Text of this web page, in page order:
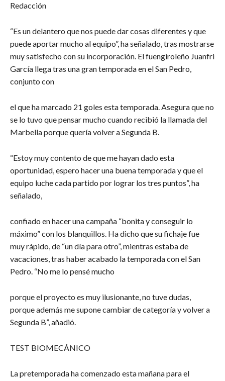
Redacción
“Es un delantero que nos puede dar cosas diferentes y que
puede aportar mucho al equipo”, ha señalado, tras mostrarse
muy satisfecho con su incorporación. El fuengiroleño Juanfri
García llega tras una gran temporada en el San Pedro,
conjunto con
el que ha marcado 21 goles esta temporada. Asegura que no
se lo tuvo que pensar mucho cuando recibió la llamada del
Marbella porque quería volver a Segunda B.
“Estoy muy contento de que me hayan dado esta
oportunidad, espero hacer una buena temporada y que el
equipo luche cada partido por lograr los tres puntos”, ha
señalado,
confiado en hacer una campaña “bonita y conseguir lo
máximo” con los blanquillos. Ha dicho que su fichaje fue
muy rápido, de “un día para otro”, mientras estaba de
vacaciones, tras haber acabado la temporada con el San
Pedro. “No me lo pensé mucho
porque el proyecto es muy ilusionante, no tuve dudas,
porque además me supone cambiar de categoría y volver a
Segunda B”, añadió.
TEST BIOMECÁNICO
La pretemporada ha comenzado esta mañana para el